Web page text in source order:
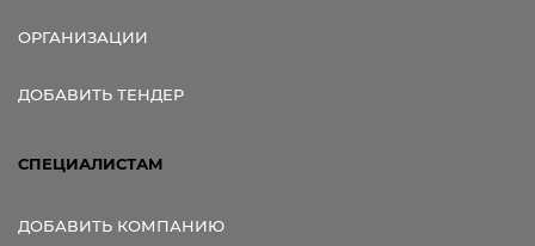
ОРГАНИЗАЦИИ
ДОБАВИТЬ ТЕНДЕР
СПЕЦИАЛИСТАМ
ДОБАВИТЬ КОМПАНИЮ